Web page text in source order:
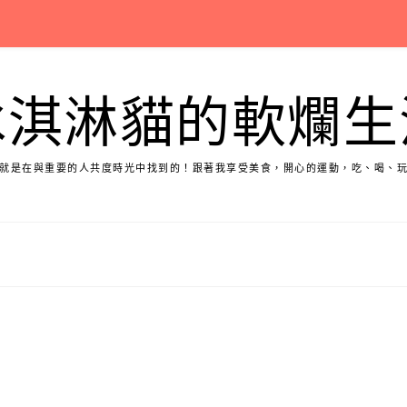
淋貓的軟爛
是在與重要的人共度時光中找到的！跟著我享受美食，開心的運動，吃、喝、